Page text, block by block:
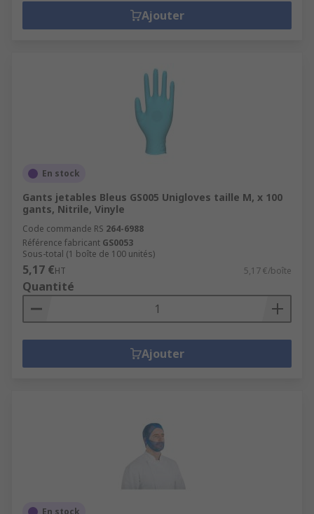
Ajouter
En stock
Gants jetables Bleus GS005 Unigloves taille M, x 100
gants, Nitrile, Vinyle
Code commande RS 264-6988
Référence fabricant GS0053
Sous-total (1 boîte de 100 unités)
5,17 €HT 5,17 €/boîte
Quantité
Ajouter
En stock